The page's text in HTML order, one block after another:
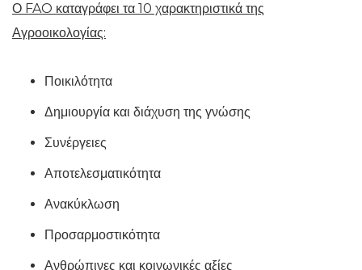
Ο FAO καταγράφει τα 10 χαρακτηριστικά της
Αγροοικολογίας:
Ποικιλότητα
Δημιουργία και διάχυση της γνώσης
Συνέργειες
Αποτελεσματικότητα
Ανακύκλωση
Προσαρμοστικότητα
Ανθρώπινες και κοινωνικές αξίες